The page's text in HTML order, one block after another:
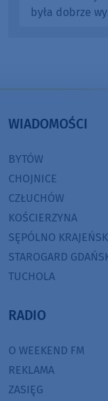
była dobrze
WIADOMOŚCI
BYTÓW
CHOJNICE
CZŁUCHÓW
KOŚCIERZYNA
SĘPÓLNO
STAROGARD
TUCHOLA
RADIO
O WEEKEND FM
REKLAMA
ZASIĘG